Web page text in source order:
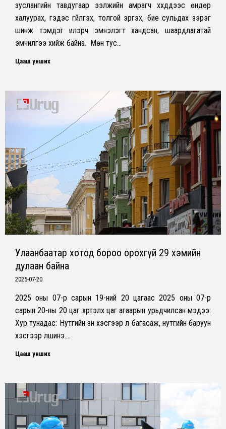
зуслангийн тавдугаар ээлжийн амрагч хүүхдүүдээс өндөр
халуурах, гэдэс гүйлгэх, толгой эргэх, бие сульдах зэрэг
шинж тэмдэг илэрч эмнэлэгт хандсан, шаардлагатай
эмчилгээ хийж байна. Мөн тус…
Цааш унших
Улаанбаатар хотод бороо орохгүй 29 хэмийн
дулаан байна
2025-07-20
2025 оны 07-р сарын 19-ний 20 цагаас 2025 оны 07-р
сарын 20-ны 20 цаг хүртэлх цаг агаарын урьдчилсан мэдээ:
Хур тунадас: Нутгийн зүүн хэсгээр үүл багасаж, нутгийн баруун
хэсгээр үүлшинэ.…
Цааш унших